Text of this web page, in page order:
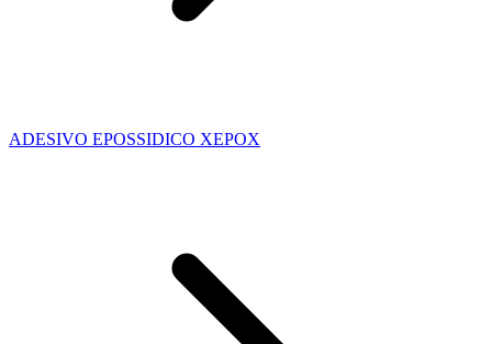
ADESIVO EPOSSIDICO XEPOX